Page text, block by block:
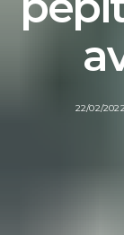
22/02/2022